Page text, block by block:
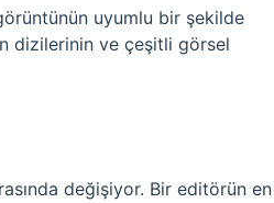
uyumlu bir şekilde
dizilerinin ve çeşitli görsel
değişiyor. Bir editörün en